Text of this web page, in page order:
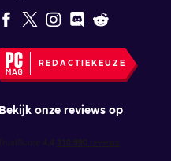
REDACTIEKEUZE
Bekijk onze reviews op